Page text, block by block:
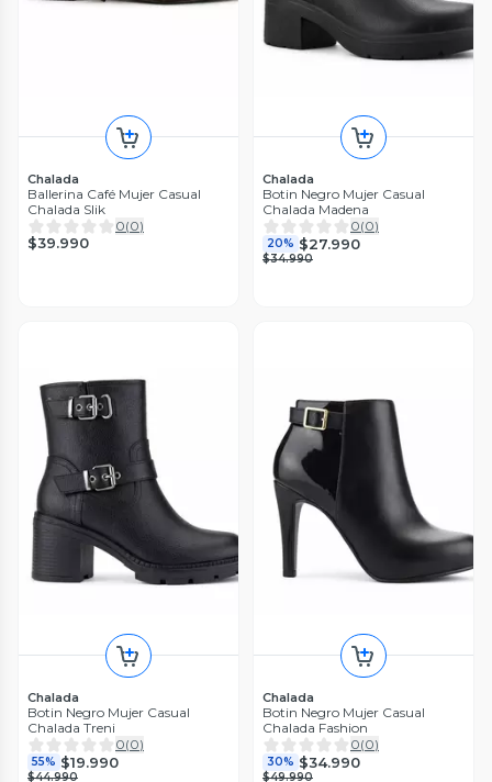
Chalada
Ballerina Café Mujer Casual
Chalada Slik
0(0)
$39.990
Chalada
Botin Negro Mujer Casual
Chalada Madena
0(0)
20% $27.990
$34.990
Chalada
Botin Negro Mujer Casual
Chalada Treni
0(0)
55% $19.990
$44.990
Chalada
Botin Negro Mujer Casual
Chalada Fashion
0(0)
30% $34.990
$49.990